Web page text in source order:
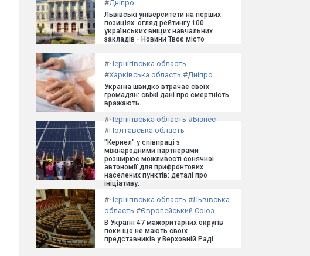
#Дніпро
Львівські університети на перших
позиціях: огляд рейтингу 100
українських вищих навчальних
закладів - Новини Твоє місто
#Чернігівська область
#Харківська область #Дніпро
Україна швидко втрачає своїх
громадян: свіжі дані про смертність
вражають.
#Чернігівська область #Бізнес
#Полтавська область
"Кернел" у співпраці з
міжнародними партнерами
розширює можливості сонячної
автономії для прифронтових
населених пунктів: деталі про
ініціативу.
#Чернігівська область #Львівська
область #Європейський Союз
В Україні 47 мажоритарних округів
поки що не мають своїх
представників у Верховній Раді.